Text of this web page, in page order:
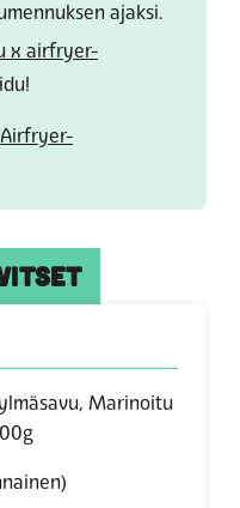
ajaksi.
x airfryer-
Airfryer-
Marinoitu